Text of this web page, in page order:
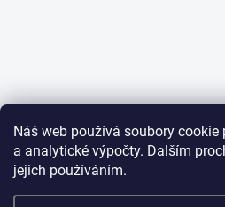
Náš web používá soubory
a analytické výpočty. Dalším
jejich používáním.